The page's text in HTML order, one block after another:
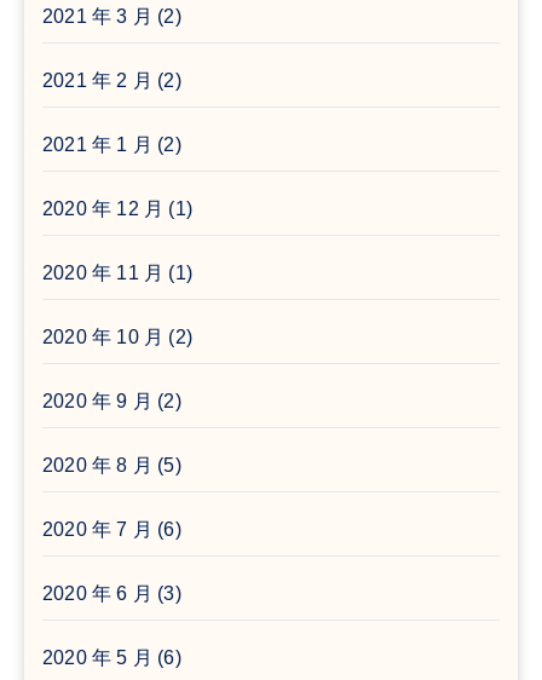
2021 年 3 月 (2)
2021 年 2 月 (2)
2021 年 1 月 (2)
2020 年 12 月 (1)
2020 年 11 月 (1)
2020 年 10 月 (2)
2020 年 9 月 (2)
2020 年 8 月 (5)
2020 年 7 月 (6)
2020 年 6 月 (3)
2020 年 5 月 (6)